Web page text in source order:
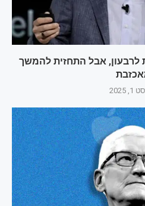
לרבעון, אבל התחזית להמשך
2025